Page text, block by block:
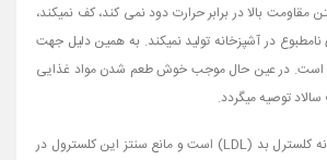
مقاومت بالا در برابر حرارت دود نمی کند، کف نمیکند،
در آشپزخانه تولید نمیکند. به همین دلیل جهت
است. در عین حال موجب خوش طعم شدن مواد غذایی
توصیه میگردد.
روغن کنجد عاری از هرگونه کلسترل بد (LDL) است و مانع سنتز این کلسترول در